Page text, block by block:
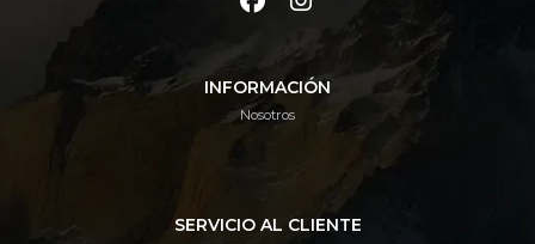
INFORMACIÓN
Nosotros
SERVICIO AL CLIENTE